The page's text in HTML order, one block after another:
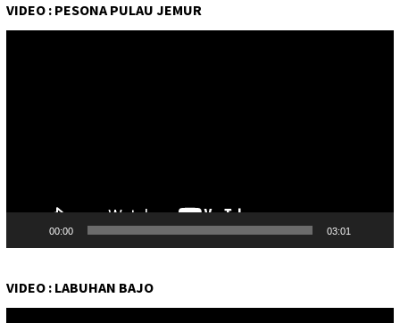
VIDEO : PESONA PULAU JEMUR
00:00 03:01
VIDEO : LABUHAN BAJO